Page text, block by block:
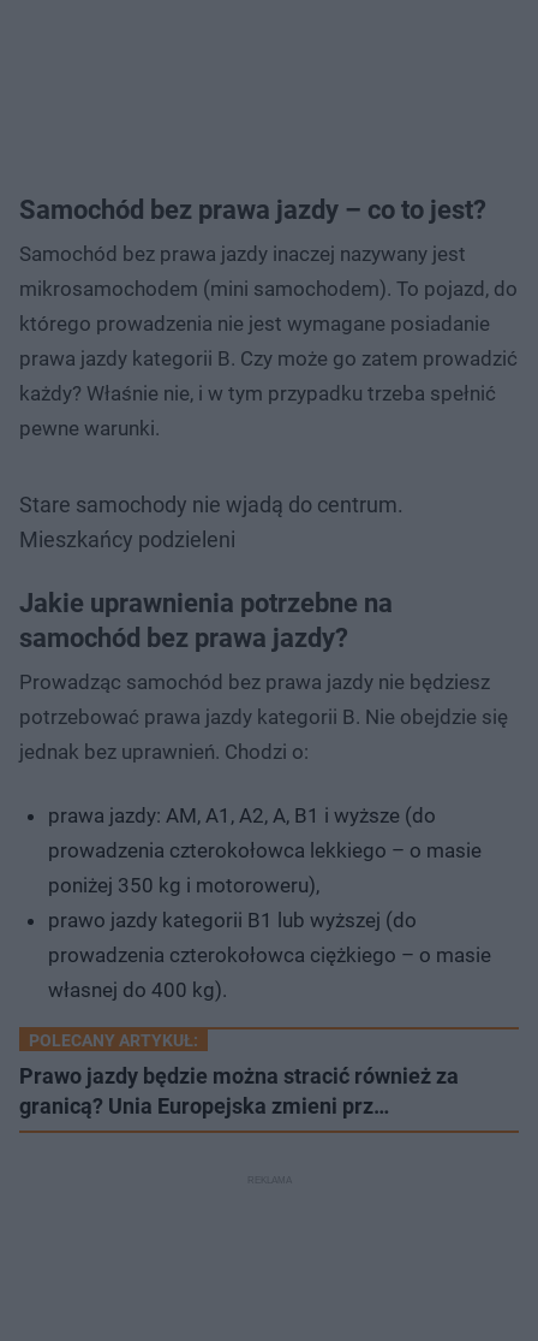
Samochód bez prawa jazdy – co to jest?
Samochód bez prawa jazdy inaczej nazywany jest
mikrosamochodem (mini samochodem). To pojazd, do
którego prowadzenia nie jest wymagane posiadanie
prawa jazdy kategorii B. Czy może go zatem prowadzić
każdy? Właśnie nie, i w tym przypadku trzeba spełnić
pewne warunki.
Stare samochody nie wjadą do centrum.
Mieszkańcy podzieleni
Jakie uprawnienia potrzebne na
samochód bez prawa jazdy?
Prowadząc samochód bez prawa jazdy nie będziesz
potrzebować prawa jazdy kategorii B. Nie obejdzie się
jednak bez uprawnień. Chodzi o:
prawa jazdy: AM, A1, A2, A, B1 i wyższe (do
prowadzenia czterokołowca lekkiego – o masie
poniżej 350 kg i motoroweru),
prawo jazdy kategorii B1 lub wyższej (do
prowadzenia czterokołowca ciężkiego – o masie
własnej do 400 kg).
POLECANY ARTYKUŁ:
Prawo jazdy będzie można stracić również za
granicą? Unia Europejska zmieni prz…